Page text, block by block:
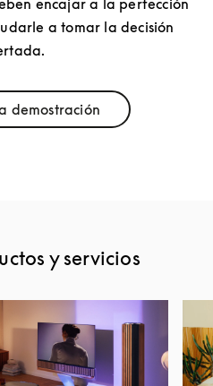
encajar a la perfección
a tomar la decisión
demostración
Link Opens in New Tab
y servicios